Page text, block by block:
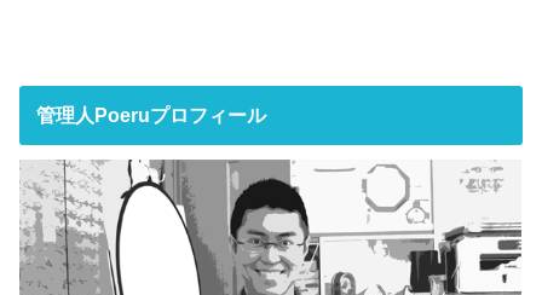
管理人Poeruプロフィール